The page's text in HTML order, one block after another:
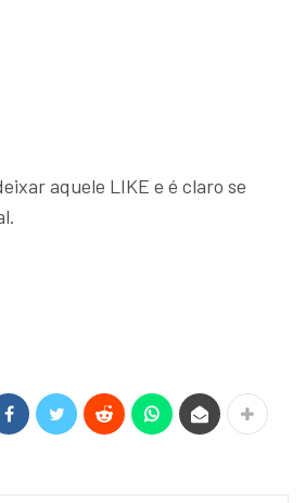
aquele LIKE e é claro se